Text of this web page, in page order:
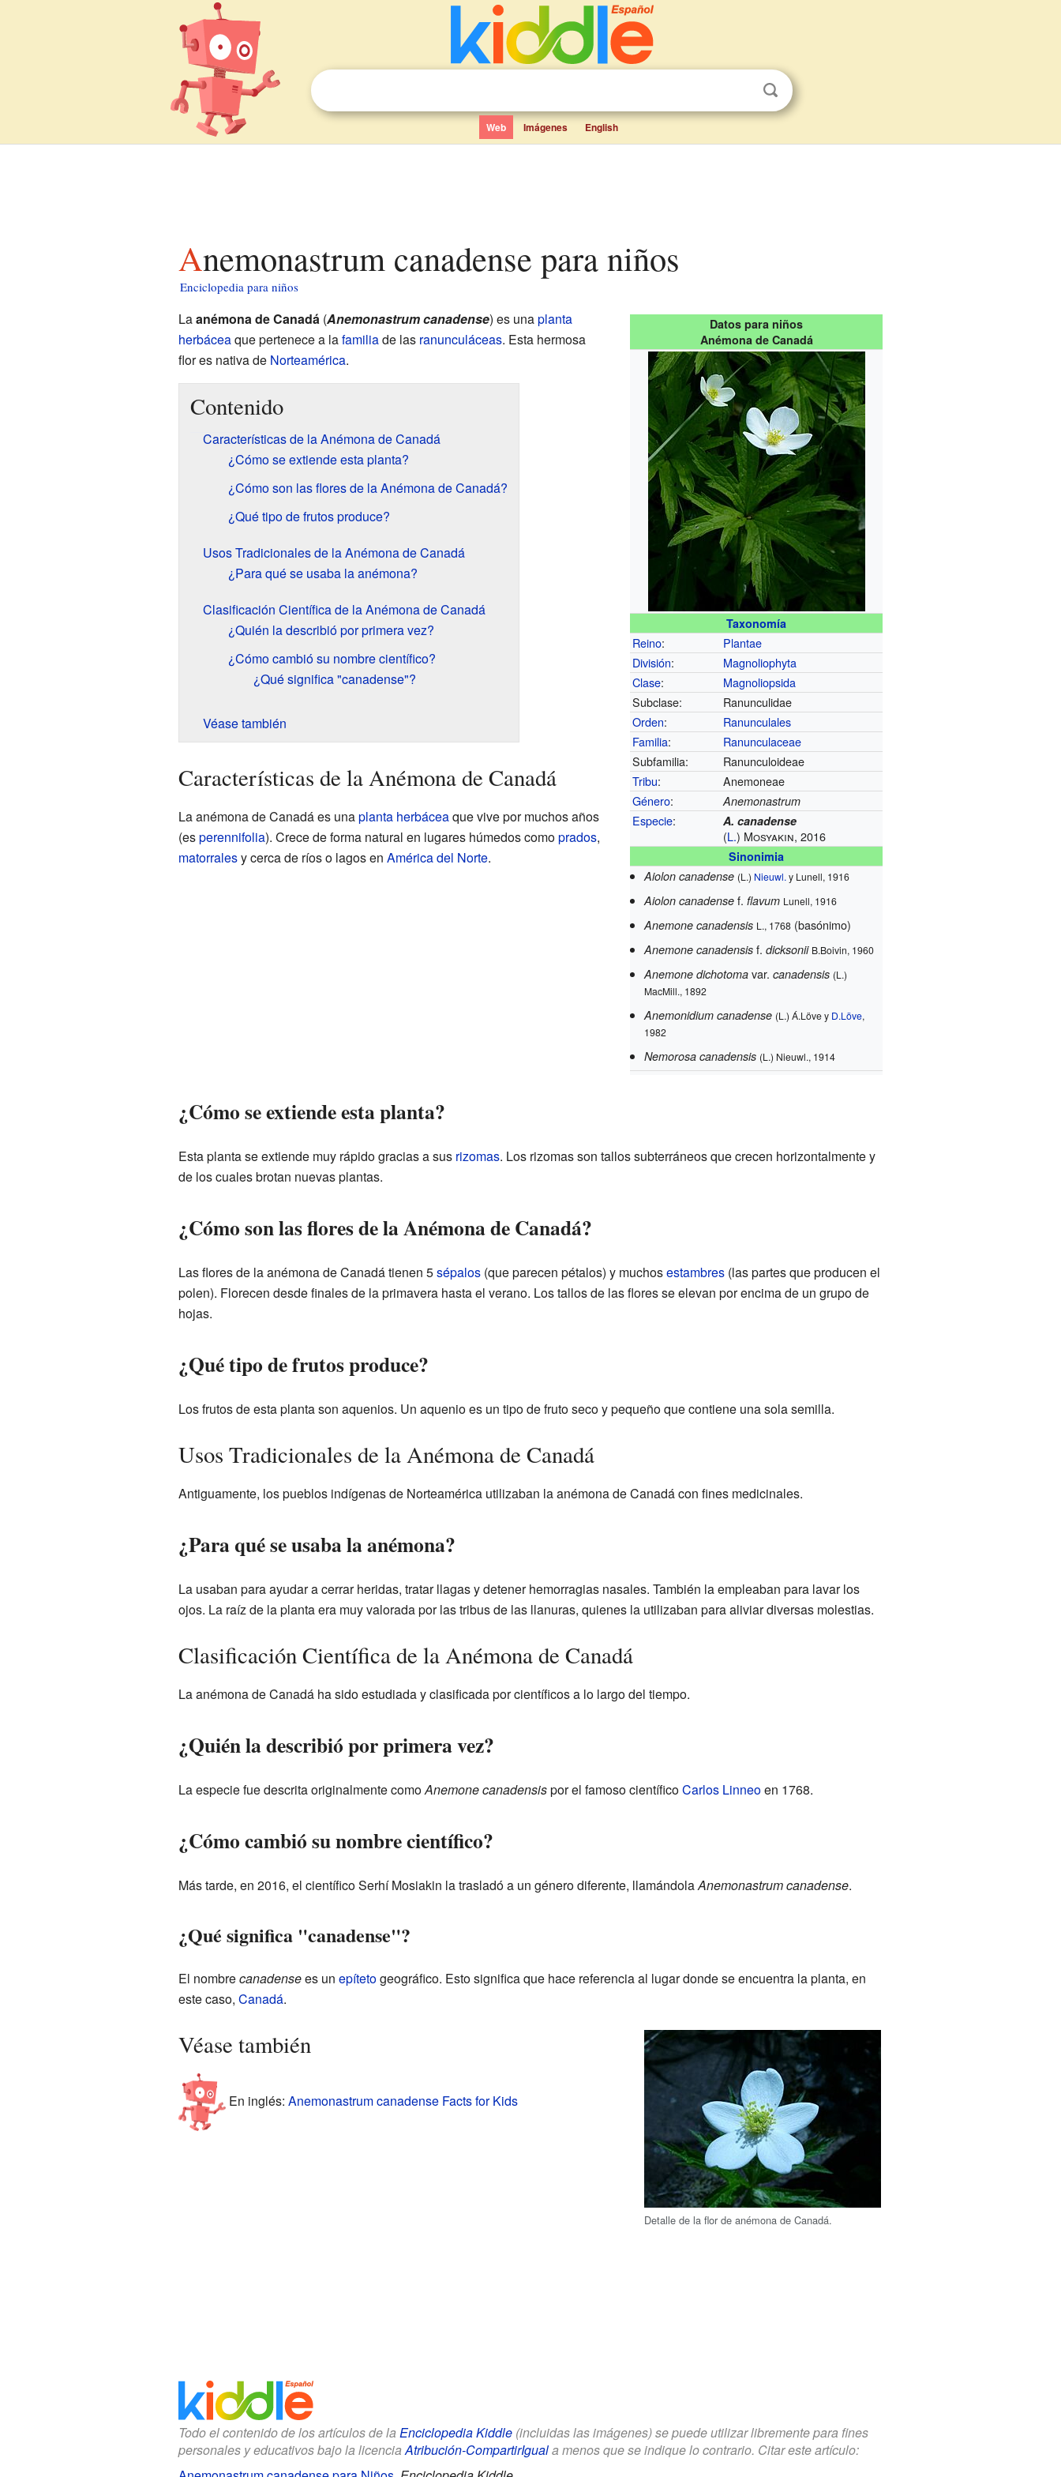
Web Imágenes English
Anemonastrum canadense para niños
Enciclopedia para niños
Datos para niños
Anémona de Canadá
Taxonomía
Reino:
Plantae
División:
Magnoliophyta
Clase:
Magnoliopsida
Subclase:
Ranunculidae
Orden:
Ranunculales
Familia:
Ranunculaceae
Subfamilia:
Ranunculoideae
Tribu:
Anemoneae
Género: Anemonastrum
Especie: A. canadense
(L.) Mosyakin, 2016
Sinonimia
Aiolon canadense (L.) Nieuwl. y Lunell, 1916
Aiolon canadensef. flavum Lunell, 1916
Anemone canadensis L., 1768(basónimo)
Anemone canadensisf. dicksonii B.Boivin, 1960
Anemone dichotomavar. canadensis (L.)
MacMill., 1892
Anemonidium canadense (L.) Á.Löve y D.Löve,
1982
Nemorosa canadensis (L.) Nieuwl., 1914
Laanémona de Canadá(Anemonastrum canadense) es unaplanta
herbáceaque pertenece a lafamiliade las ranunculáceas. Esta hermosa
flor es nativa de Norteamérica.
Contenido
Características de la Anémona de Canadá
¿Cómo se extiende esta planta?
¿Cómo son las flores de la Anémona de Canadá?
¿Qué tipo de frutos produce?
Usos Tradicionales de la Anémona de Canadá
¿Para qué se usaba la anémona?
Clasificación Científica de la Anémona de Canadá
¿Quién la describió por primera vez?
¿Cómo cambió su nombre científico?
¿Qué significa "canadense"?
Véase también
Características de la Anémona de Canadá
La anémona de Canadá es unaplanta herbáceaque vive por muchos años
(esperennifolia). Crece de forma natural en lugares húmedos comoprados,
matorralesy cerca de ríos o lagos en América del Norte.
¿Cómo se extiende esta planta?
Esta planta se extiende muy rápido gracias a sus rizomas. Los rizomas son tallos subterráneos que crecen horizontalmente y
de los cuales brotan nuevas plantas.
¿Cómo son las flores de la Anémona de Canadá?
Las flores de la anémona de Canadá tienen 5sépalos(que parecen pétalos) y muchosestambres(las partes que producen el
polen). Florecen desde finales de la primavera hasta el verano. Los tallos de las flores se elevan por encima de un grupo de
hojas.
¿Qué tipo de frutos produce?
Los frutos de esta planta son aquenios. Un aquenio es un tipo de fruto seco y pequeño que contiene una sola semilla.
Usos Tradicionales de la Anémona de Canadá
Antiguamente, los pueblos indígenas de Norteamérica utilizaban la anémona de Canadá con fines medicinales.
¿Para qué se usaba la anémona?
La usaban para ayudar a cerrar heridas, tratar llagas y detener hemorragias nasales. También la empleaban para lavar los
ojos. La raíz de la planta era muy valorada por las tribus de las llanuras, quienes la utilizaban para aliviar diversas molestias.
Clasificación Científica de la Anémona de Canadá
La anémona de Canadá ha sido estudiada y clasificada por científicos a lo largo del tiempo.
¿Quién la describió por primera vez?
La especie fue descrita originalmente comoAnemone canadensispor el famoso científicoCarlos Linneoen 1768.
¿Cómo cambió su nombre científico?
Más tarde, en 2016, el científico Serhí Mosiakin la trasladó a un género diferente, llamándolaAnemonastrum canadense.
¿Qué significa "canadense"?
El nombrecanadensees un epítetogeográfico. Esto significa que hace referencia al lugar donde se encuentra la planta, en
este caso, Canadá.
Detalle de la flor de anémona de Canadá.
Véase también
En inglés: Anemonastrum canadense Facts for Kids
Todo el contenido de los artículos de la Enciclopedia Kiddle(incluidas las imágenes) se puede utilizar libremente para fines
personales y educativos bajo la licenciaAtribución-CompartirIguala menos que se indique lo contrario. Citar este artículo: